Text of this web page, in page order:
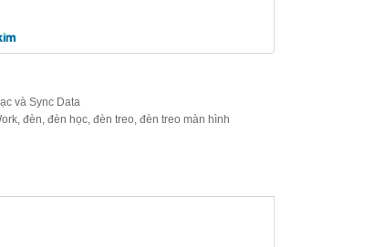
và Sync Data
, đèn đèn học, đèn treo đèn treo màn hình